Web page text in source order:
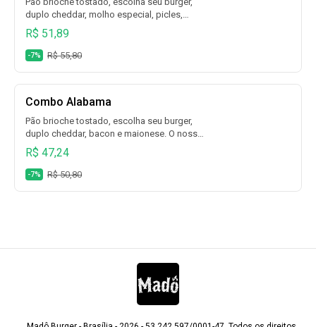
duplo cheddar, molho especial, picles,
cebola roxa, bacon em fatias, alface, tomate
e maionese + escolha fritas + escolha
bebida.
R$ 51,89
-7% R$ 55,80
Combo Alabama
Pão brioche tostado, escolha seu burger,
duplo cheddar, bacon e maionese. O nosso
X-Bacon + escolha fritas + escolha bebida.
R$ 47,24
-7% R$ 50,80